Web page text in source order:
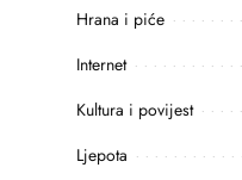
Hrana i piće
Internet
Kultura i povijest
Ljepota